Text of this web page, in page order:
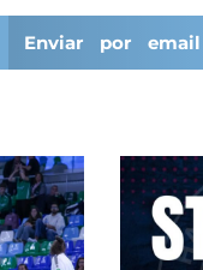
Enviar por email